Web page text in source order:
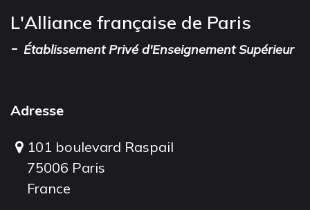
L'Alliance française de Paris
- Établissement Privé d'Enseignement Supérieur
Adresse
101 boulevard Raspail
75006 Paris
France